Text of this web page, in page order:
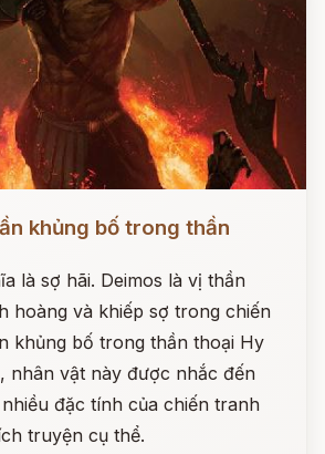
khủng bố trong thần
là sợ hãi. Deimos là vị thần
hoàng và khiếp sợ trong chiến
khủng bố trong thần thoại Hy
nhân vật này được nhắc đến
đặc tính của chiến tranh
truyện cụ thể.